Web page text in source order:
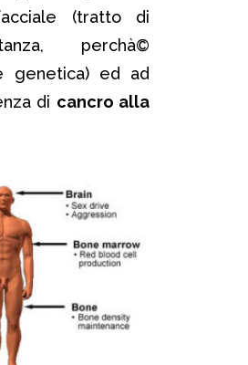
(tratto di
perchà©
genetica) ed ad
di cancro alla